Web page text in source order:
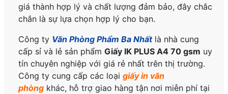
giá thành hợp lý và chất lượng đảm bảo, đây chắc
chắn là sự lựa chọn hợp lý cho bạn.
Công ty Văn Phòng Phẩm Ba Nhấtlà nhà cung
cấp sỉ và lẻ sản phẩmGiấy IK PLUS A4 70 gsm uy
tín chuyên nghiệp với giá rẻ nhất trên thị trường.
Công ty cung cấp các loạigiấy in văn
phòng khác, hỗ trợ giao hàng tận nơi miễn phí tại